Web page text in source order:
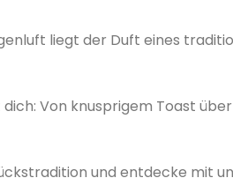
liegt der Duft eines
Von knusprigem Toast
und entdecke mit